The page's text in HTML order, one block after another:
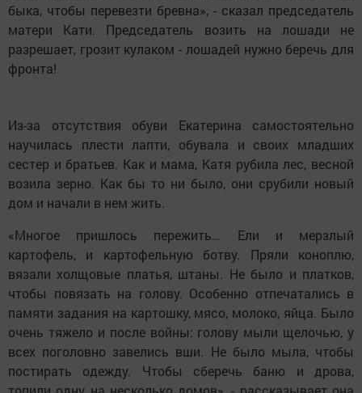
быка, чтобы перевезти бревна», - сказал председатель
матери Кати. Председатель возить на лошади не
разрешает, грозит кулаком - лошадей нужно беречь для
фронта!
Из-за отсутствия обуви Екатерина самостоятельно
научилась плести лапти, обувала и своих младших
сестер и братьев. Как и мама, Катя рубила лес, весной
возила зерно. Как бы то ни было, они срубили новый
дом и начали в нем жить.
«Многое пришлось пережить… Ели и мерзлый
картофель, и картофельную ботву. Пряли коноплю,
вязали холщовые платья, штаны. Не было и платков,
чтобы повязать на голову. Особенно отпечатались в
памяти задания на картошку, мясо, молоко, яйца. Было
очень тяжело и после войны: голову мыли щелочью, у
всех поголовно завелись вши. Не было мыла, чтобы
постирать одежду. Чтобы сберечь баню и дрова,